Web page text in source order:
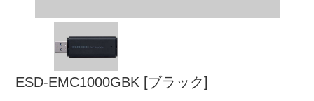
ESD-EMC1000GBK [ブラック]